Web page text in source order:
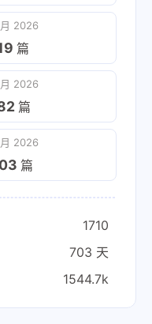
2026
篇
2026
篇
2026
篇
1710
703 天
1544.7k